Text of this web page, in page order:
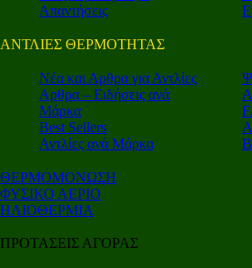
Απαντήσεις
ΑΝΤΛΙΕΣ ΘΕΡΜΟΤΗΤΑΣ
Nέα και Αρθρα για Αντλίες
Αρθρα – Ειδήσεις ανά
Μάρκα
Best Sellers
Αντλίες ανά Μάρκα
ΘΕΡΜΟΜΟΝΩΣΗ
ΦΥΣΙΚΟ ΑΕΡΙΟ
ΗΛΙΟΘΕΡΜΙΑ
ΠΡΟΤΑΣΕΙΣ ΑΓΟΡΑΣ